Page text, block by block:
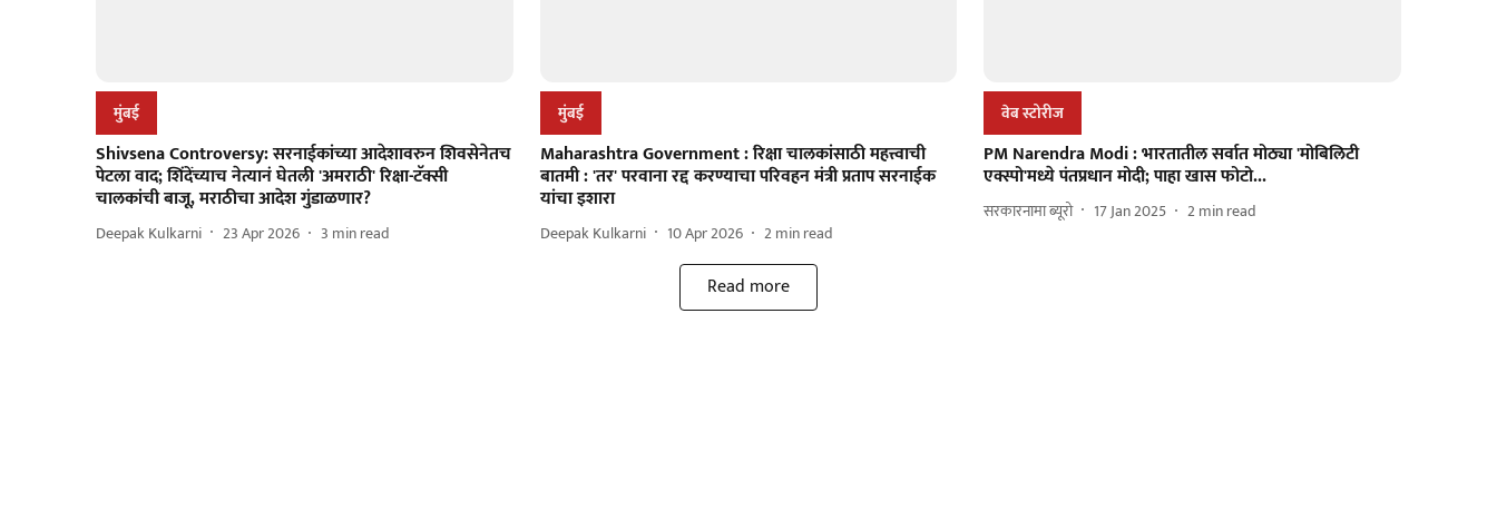
मुंबई
Shivsena Controversy: सरनाईकांच्या आदेशावरुन शिवसेनेतच
पेटला वाद; शिंदेंच्याच नेत्यानं घेतली 'अमराठी' रिक्षा-टॅक्सी
चालकांची बाजू, मराठीचा आदेश गुंडाळणार?
Deepak Kulkarni 23 Apr 2026 3 min read
मुंबई
Maharashtra Government : रिक्षा चालकांसाठी महत्त्वाची
बातमी : 'तर' परवाना रद्द करण्याचा परिवहन मंत्री प्रताप सरनाईक
यांचा इशारा
Deepak Kulkarni 10 Apr 2026 2min read
वेब स्टोरीज
PM Narendra Modi : भारतातील सर्वात मोठ्या 'मोबिलिटी
एक्स्पो'मध्ये पंतप्रधान मोदी; पाहा खास फोटो...
सरकारनामा ब्यूरो 17 Jan 2025 2min read
Read more